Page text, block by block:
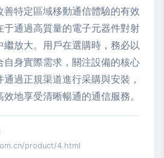
善特定區域移動通信體驗的有效
于通過高質量的電子元器件對射
繼放大。用戶在選購時，務必以
自身實際需求，關注設備的核心
過正規渠道進行采購與安裝，
地享受清晰暢通的通信服務。
product/4.html